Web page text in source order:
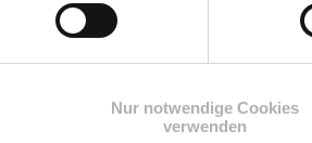
Nur notwendige Cookies
verwenden